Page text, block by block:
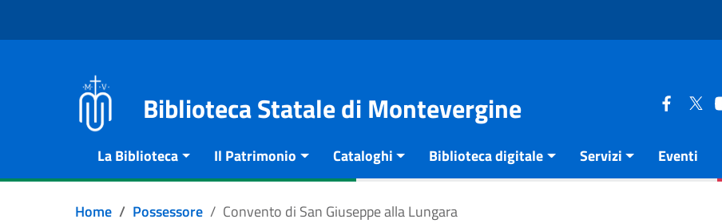
Biblioteca Statale di Montevergine
La Biblioteca Il Patrimonio Cataloghi Biblioteca digitale Servizi Eventi
Home Possessore Convento di San Giuseppe alla Lungara